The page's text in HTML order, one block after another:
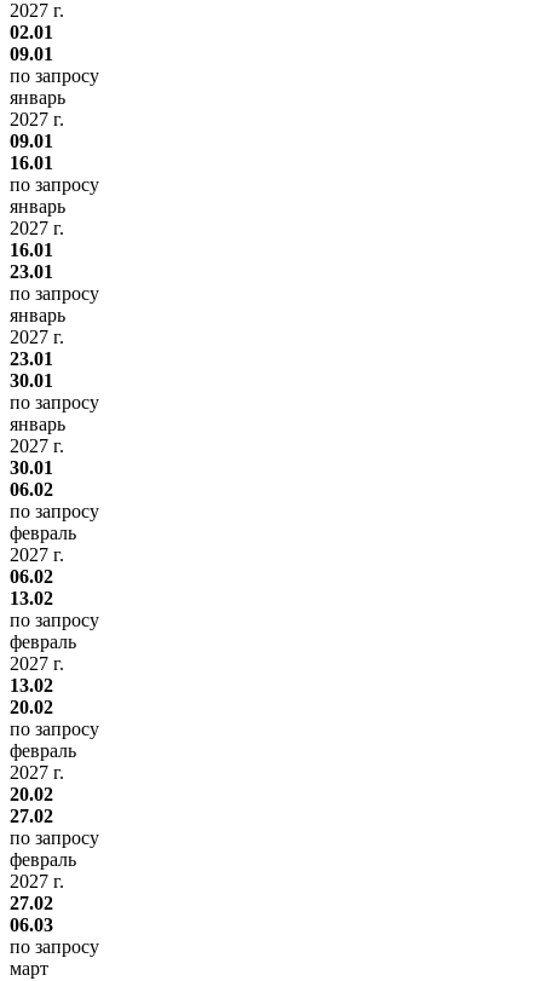
2027 г.
02.01
09.01
по запросу
январь
2027 г.
09.01
16.01
по запросу
январь
2027 г.
16.01
23.01
по запросу
январь
2027 г.
23.01
30.01
по запросу
январь
2027 г.
30.01
06.02
по запросу
февраль
2027 г.
06.02
13.02
по запросу
февраль
2027 г.
13.02
20.02
по запросу
февраль
2027 г.
20.02
27.02
по запросу
февраль
2027 г.
27.02
06.03
по запросу
март